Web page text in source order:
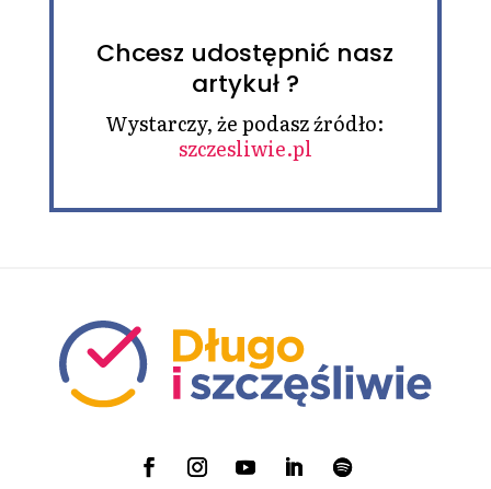
Chcesz udostępnić nasz
artykuł ?
Wystarczy, że podasz źródło:
szczesliwie.pl